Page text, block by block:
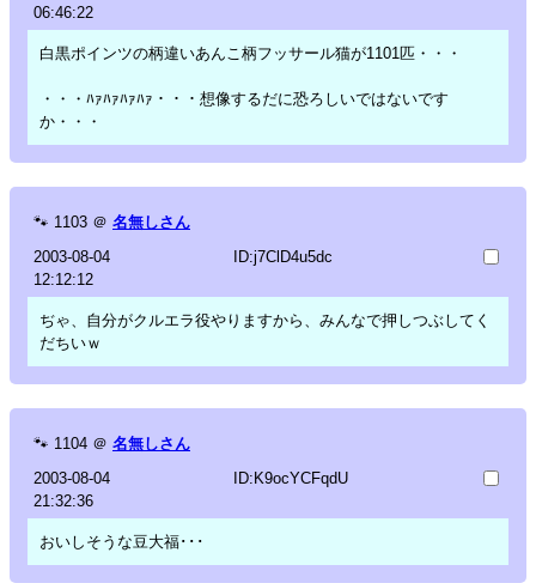
06:46:22
白黒ポインツの柄違いあんこ柄フッサール猫が1101匹・・・
・・・ﾊｧﾊｧﾊｧﾊｧ・・・想像するだに恐ろしいではないです
か・・・
🐾 1103 ＠ 名無しさん
2003-08-04
12:12:12
ID:j7ClD4u5dc
ぢゃ、自分がクルエラ役やりますから、みんなで押しつぶしてく
だちいｗ
🐾 1104 ＠ 名無しさん
2003-08-04
21:32:36
ID:K9ocYCFqdU
おいしそうな豆大福･･･